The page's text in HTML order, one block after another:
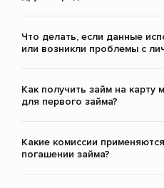
Что делать, если данные
или возникли проблемы с
Как получить займ на карту
для первого займа?
Какие комиссии
погашении займа?